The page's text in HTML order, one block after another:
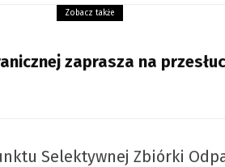
Zobacz także
zaprasza na
Selektywnej Zbiórki